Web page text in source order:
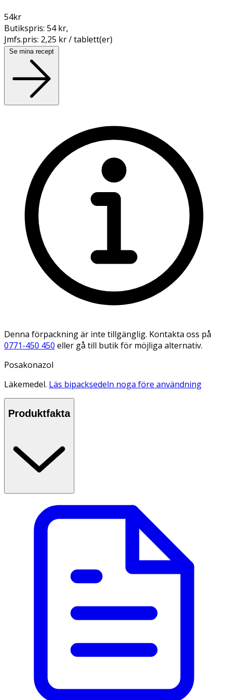
54kr
Butikspris: 54 kr,
Jmfs.pris: 2,25 kr / tablett(er)
Se mina recept
Denna förpackning är inte tillgänglig. Kontakta oss på
0771-450 450 eller gå till butik för möjliga alternativ.
Posakonazol
Läkemedel. Läs bipacksedeln noga före användning
Produktfakta